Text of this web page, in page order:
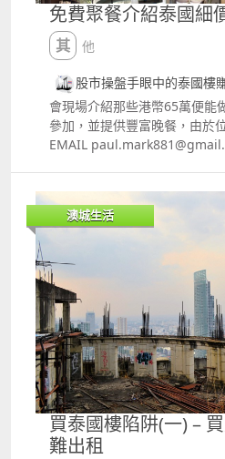
免費聚餐介紹泰國細
其他
股市操盤手眼中的泰國樓
會現場介紹那些港幣65萬便能
參加，並提供豐富晚餐，由於
EMAIL
澳城生活
買泰國樓陷阱(一) –
難出租